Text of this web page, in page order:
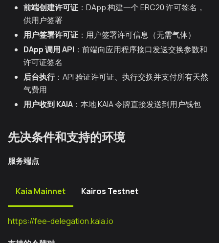
前端创建许可证 ：DApp 构建一个 ERC20 许可签名，
供用户签署
用户签署许可证 ：用户签署许可信息（无需气体）
DApp 调用 API ：前端向应用程序接口发送交换参数和
许可证签名
后台执行：API 验证许可证、执行交换并支付所有天然
气费用
用户收到 KAIA ：本地 KAIA 令牌直接发送到用户钱包
先决条件和支持的环境
服务端点
Kaia Mainnet Kairos Testnet
https://fee-delegation.kaia.io